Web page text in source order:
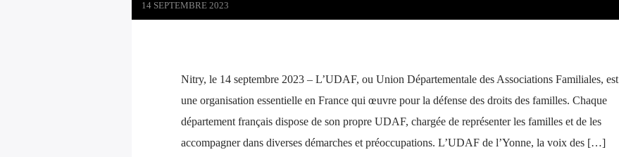
14 SEPTEMBRE 2023
Nitry, le 14 septembre 2023 – L’UDAF, ou Union Départementale des Associations Familiales, est
une organisation essentielle en France qui œuvre pour la défense des droits des familles. Chaque
département français dispose de son propre UDAF, chargée de représenter les familles et de les
accompagner dans diverses démarches et préoccupations. L’UDAF de l’Yonne, la voix des […]